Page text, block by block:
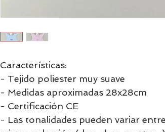
Características:
- Tejido poliester muy suave
- Medidas aproximadas 28x28cm
- Certificación CE
- Las tonalidades pueden variar